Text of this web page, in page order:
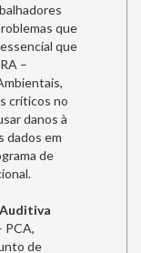
que
que
–
críticos no
danos à
dados em
de
PCA,
de